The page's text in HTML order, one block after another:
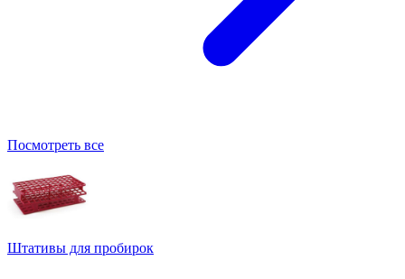
Посмотреть все
Штативы для пробирок